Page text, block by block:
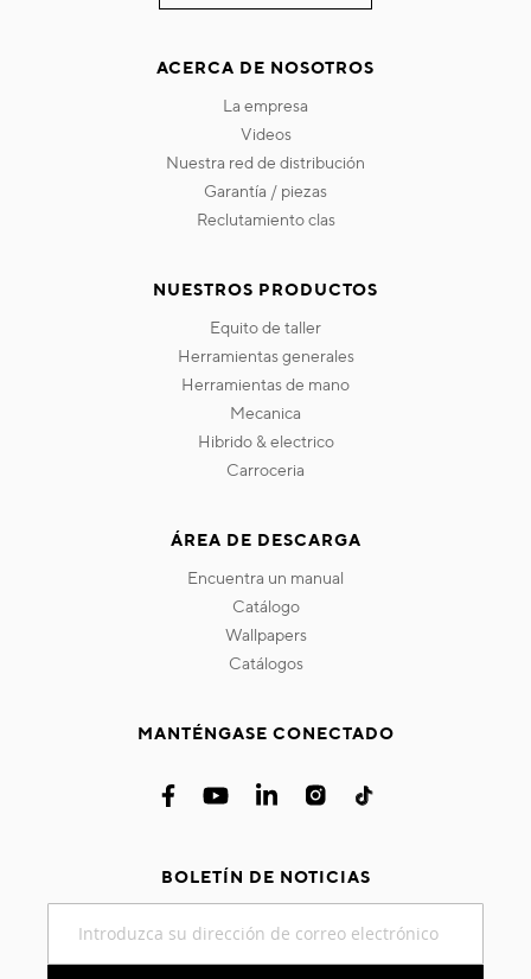
ACERCA DE NOSOTROS
la empresa
videos
nuestra red de distribución
garantía / piezas
reclutamiento clas
NUESTROS PRODUCTOS
equito de taller
herramientas generales
herramientas de mano
mecanica
hibrido & electrico
carroceria
ÁREA DE DESCARGA
encuentra un manual
catálogo
wallpapers
catálogos
MANTÉNGASE CONECTADO
BOLETÍN DE NOTICIAS
nuestro